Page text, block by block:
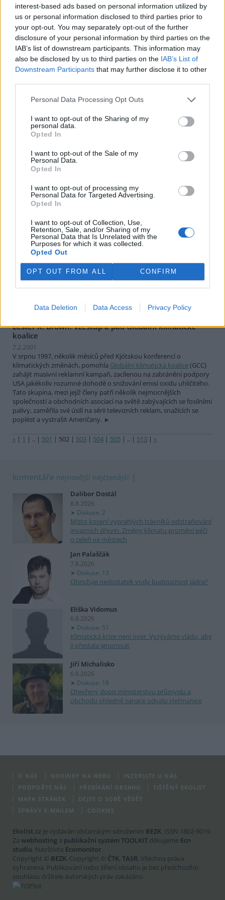
interest-based ads based on personal information utilized by
us or personal information disclosed to third parties prior to
your opt-out. You may separately opt-out of the further
disclosure of your personal information by third parties on the
IAB’s list of downstream participants. This information may
also be disclosed by us to third parties on the IAB’s List of
Downstream Participants that may further disclose it to other
Personal Data Processing Opt Outs
I want to opt-out of the Sharing of my
personal data.
Opted In
I want to opt-out of the Sale of my
Personal Data.
Opted In
I want to opt-out of processing my
Personal Data for Targeted Advertising.
Opted In
I want to opt-out of Collection, Use,
Retention, Sale, and/or Sharing of my
Personal Data that Is Unrelated with the
Purposes for which it was collected.
Opted Out
OPT OUT FROM ALL CONFIRM
Data Deletion Data Access Privacy Policy
Mgr. Ivona Matějková: Bude se letos znovu kácet?
13.3.2001
SprávaNP Šumava chce v letošním roce znovu povolit kácení
kůrovcem napadených stromů v dvousetmetrovém pásu na
hřebeni Trojmezné. Tento záměr zdůvodňuje - stejně jako v
loňském roce - potřebou zabezpečit ochranu soukromých
rakouských lesů (spadajících pod opatství Schlägl). Zdá se však, že v
pozadí této causy stojí spíše jiné zájmy jiných subjektů...
Stanislav Komárek: Ekologická hnutí na přelomu
6.3.2001
Na koncích staletí, a tím spíše na koncích tisíciletí, byla vždy
pociťována jakási přelomovost, skonání jedné éry a začátek nové.
Ještě žádné tisíciletí, ba ani století, nezačínalo v období
ekologických hnutí.
Miroslav Förstl: BSE - Jíst se má v klidu
2.3.2001
Jíst se má v klidu. Ale co si při tom mám myslet o šílených kravách
vyšetří, ty nemocné se utratí, spálí, u nás BSE (bovinní
spongiformní encefalopatie, nemoc šílených krav) prostě není a
naše zpracování naší masokostní moučky při 133 stupňů C je přece
zcela bezpečné - říkali to i v televizi! A na dovoz masa i oné
podezřelé "západní" moučky nebyly valuty. Ale protože jsem
chytrý, znáte naše zemědělce, pro jistotu vynechám hovězí vůbec
(stejně mám raději vepřové a kuře) ... a raději už o tom nebudu
vůbec nic číst. A nechci ani už nic slyšet. Jsem v klidu, jsem za
Lester R. Brown: Vzestup a pád Globální klimatické
koalice
7.2.2001
V srpnu 1997, několik měsíců před Kjótskou konferencí o
klimatických změnách, pomohla Globální klimatická koalice(GCC)
zahájit masivní reklamní kampaň, zacílenou na zabránění podpory
USA jakékoliv rozumné dohodě o snižování emisí oxidu uhličitého.
Tato skupina, mezi jejíž členy patří několik nejmocnějších
společností a obchodních asociací na světě zabývajících se fosilními
palivy, zaměřila své úsilí na sérii televizních reklam, snažících se
poplést a vystrašit Američany.
« | 1 | .. | 501 | 502 | 503 | 504 | 505 | .. | 513 | »
komentáře nejnovější nejčtenější
Dalibor Dostál
8.8.2026
Diskuse: 2
Místo kosení vyprahlých trávníků odstraňování
invazních dřevin. Změny klimatu promění péči
o zeleň ve městech
Jan Palaščák
7.8.2026
Diskuse: 13
Ohrožuje nedostatek vody budoucnost jádra?
Eliška Vidomus
6.8.2026
Diskuse: 51
Klimatická krize není over. Vyzýváme vládu, aby
ji přestala ignorovat
Jiří Michalisko
6.8.2026
Diskuse: 18
Otevřený dopis ministerstvu průmyslu a
obchodu ohledně sanace odvalu Heřmanice
O NÁS NOVINKY NA WEBU
INZERUJTE U NÁS
PODPOŘTE NÁS
PŘEBÍRÁNÍ OBSAHU
TIŠTĚNÝ EKOLIST
MAPA STRÁNEK
DEJTE O SOBĚ VĚDĚT
ZPRÁVY E-MAILEM
COOKIES
Ekolist.cz je vydáván občanským sdružením BEZK . ISSN 1802-9019.
Za webhosting a publikační systém TOOLKIT děkujeme Ecn
studiu . Navštivte Ecomonitor
Copyright © BEZK . Copyright © ČTK, TASR . Všechna práva
vyhrazena. Publikování nebo šíření obsahu je bez předchozího
souhlasu držitele autorských práv zakázáno.